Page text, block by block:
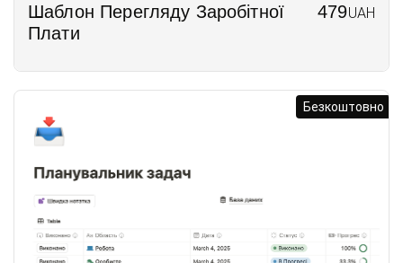
Шаблон Перегляду Заробітної
Плати
479UAH
Безкоштовно